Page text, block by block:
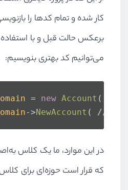
کار شده و تمام کدها را
برعکس حالت قبل و با استفاده
می‌توانیم کد بهتری بنویسیم:
= new Account ();
->NewAccount ( //
که قرار است حوزه‌ای برای کلاس Account ما باشد: